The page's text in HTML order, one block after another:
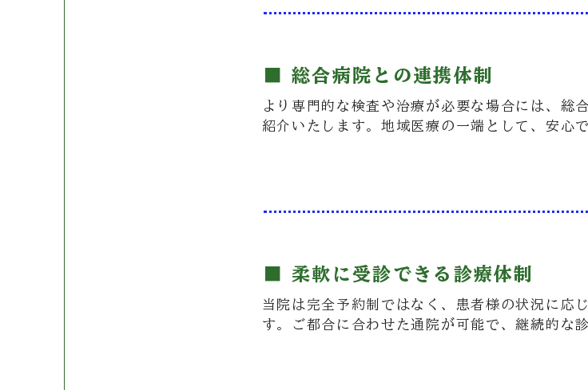
■ 総合病院との連携体制
より専門的な検査や治療が必要な場合には、総
紹介いたします。地域医療の一端として、安心
■ 柔軟に受診できる診療体制
当院は完全予約制ではなく、患者様の状況に応
す。ご都合に合わせた通院が可能で、継続的な